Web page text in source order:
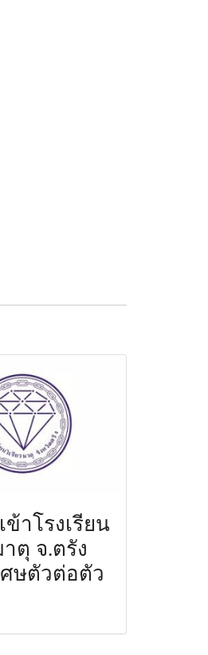
าโรงเรียน
ตุ จ.ตรัง
ศษตัวต่อตัว